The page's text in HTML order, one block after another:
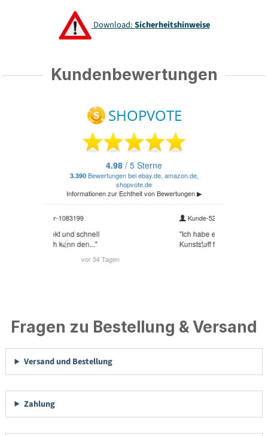
Download:Sicherheitshinweise
Kundenbewertungen
Fragen zu Bestellung & Versand
Versand und Bestellung
Zahlung